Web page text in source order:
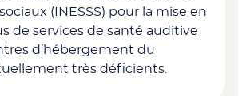
(INESSS) pour la mise en
de services de santé auditive
d’hébergement du
très déficients.